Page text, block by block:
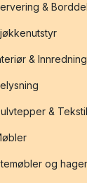
&
& Innredning
&
og